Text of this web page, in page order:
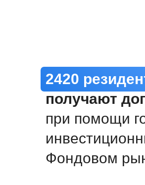
2420
получают
при помощи
Фондовом